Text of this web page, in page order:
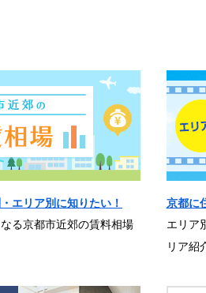
エリア別に知りたい！
る京都市近郊の賃料相場
京都に
エリア
リア紹